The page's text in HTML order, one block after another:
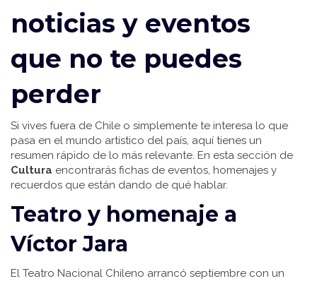
noticias y eventos
que no te puedes
perder
Si vives fuera de Chile o simplemente te interesa lo que
pasa en el mundo artístico del país, aquí tienes un
resumen rápido de lo más relevante. En esta sección de
Cultura encontrarás fichas de eventos, homenajes y
recuerdos que están dando de qué hablar.
Teatro y homenaje a
Víctor Jara
El Teatro Nacional Chileno arrancó septiembre con un